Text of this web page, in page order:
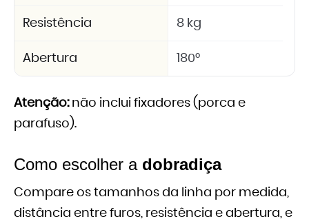
Resistência 8 kg
Abertura 180°
Atenção:não inclui fixadores (porca e
parafuso).
Como escolher a dobradiça
Compare os tamanhos da linha por medida,
distância entre furos, resistência e abertura, e